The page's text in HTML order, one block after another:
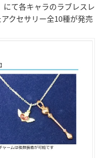
にて各キャラのラブレスレ
クセサリー全10種が発売